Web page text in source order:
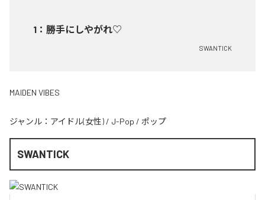
1 ： 勝手にしやがれ♡
SWANTICK
MAIDEN VIBES
ジャンル： アイドル(女性) / J-Pop / ポップ
SWANTICK